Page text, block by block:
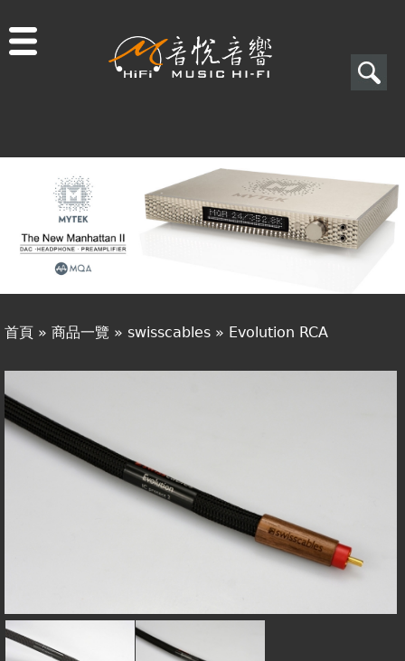
搜
表
單
搜
尋
商品一覽
二手專區
視聽專欄
購物須知
線上商城
您
在
這
首頁 » 商品一覽 » swisscables » Evolution RCA